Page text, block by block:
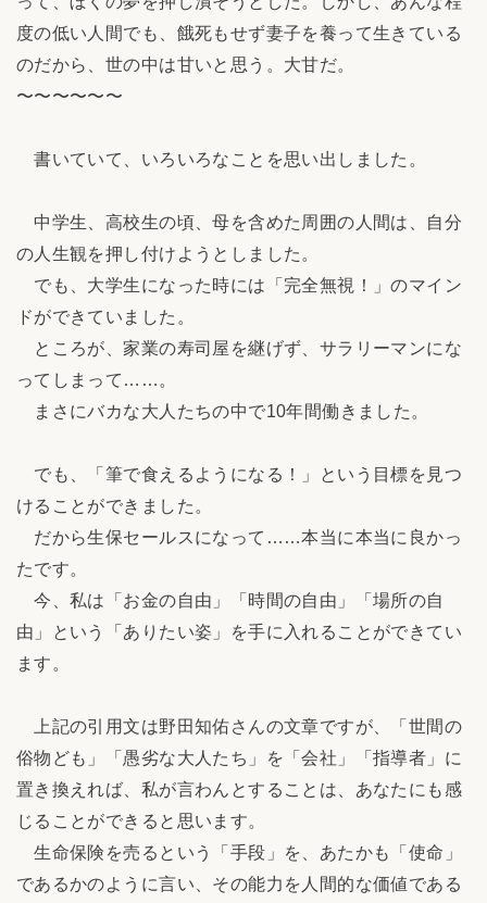
度の低い人間でも、餓死もせず妻子を養って生きている
のだから、世の中は甘いと思う。大甘だ。
〜〜〜〜〜〜
書いていて、いろいろなことを思い出しました。
中学生、高校生の頃、母を含めた周囲の人間は、自分
の人生観を押し付けようとしました。
でも、大学生になった時には「完全無視！」のマイン
ドができていました。
ところが、家業の寿司屋を継げず、サラリーマンにな
ってしまって……。
まさにバカな大人たちの中で10年間働きました。
でも、「筆で食えるようになる！」という目標を見つ
けることができました。
だから生保セールスになって……本当に本当に良かっ
たです。
今、私は「お金の自由」「時間の自由」「場所の自
由」という「ありたい姿」を手に入れることができてい
ます。
上記の引用文は野田知佑さんの文章ですが、「世間の
俗物ども」「愚劣な大人たち」を「会社」「指導者」に
置き換えれば、私が言わんとすることは、あなたにも感
じることができると思います。
生命保険を売るという「手段」を、あたかも「使命」
であるかのように言い、その能力を人間的な価値である